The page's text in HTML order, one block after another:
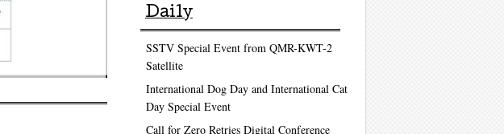
Daily
SSTV Special Event from QMR-KWT-2
Satellite
International Dog Day and International Cat
Day Special Event
Call for Zero Retries Digital Conference